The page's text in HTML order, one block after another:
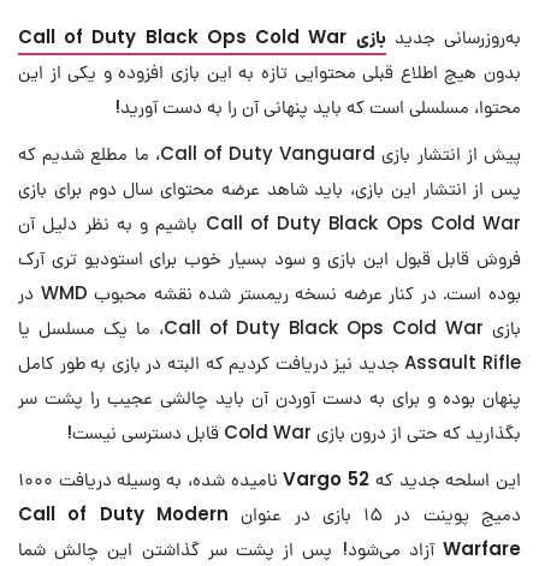
به‌روزرسانی جدیدبازی Call of Duty Black Ops Cold War
بدون هیچ اطلاع قبلی محتوایی تازه به این بازی افزوده و یکی از این
محتوا، مسلسلی است که باید پنهانی آن را به دست آورید!
پیش از انتشار بازی Call of Duty Vanguard، ما مطلع شدیم که
پس از انتشار این بازی، باید شاهد عرضه محتوای سال دوم برای بازی
Call of Duty Black Ops Cold War باشیم و به نظر دلیل آن
فروش قابل قبول این بازی و سود بسیار خوب برای استودیو تری آرک
بوده است. در کنار عرضه نسخه ریمستر شده نقشه محبوب WMD در
بازی Call of Duty Black Ops Cold War، ما یک مسلسل یا
Assault Rifle جدید نیز دریافت کردیم که البته در بازی به طور کامل
پنهان بوده و برای به دست آوردن آن باید چالشی عجیب را پشت سر
بگذارید که حتی از درون بازی Cold War قابل دسترسی نیست!
این اسلحه جدید که Vargo 52
نامیده شده، به وسیله دریافت ۱۰۰۰
دمیج پوینت در ۱۵ بازی در عنوان
Call of Duty Modern
Warfare آزاد می‌شود! پس از پشت سر گذاشتن این چالش شما